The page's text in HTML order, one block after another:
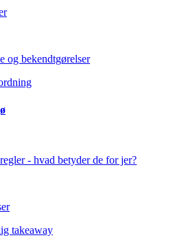
og bekendtgørelser
- hvad betyder de for jer?
takeaway